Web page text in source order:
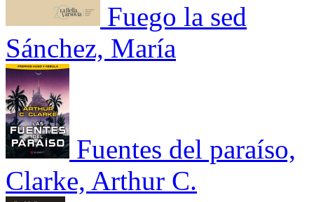
Fuego la sed
Sánchez, María
Fuentes del paraíso,
Clarke, Arthur C.